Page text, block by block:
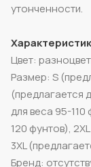
утонченности.
Цвет:
Размер: S
(предлагается
для веса 95-110
120 фунтов),
3XL
Бренд: